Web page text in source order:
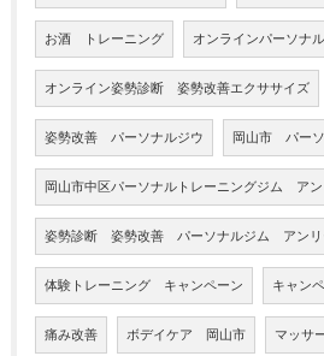
お酒 トレーニング オンラインパーソナ
オンライン姿勢診断 姿勢改善エクササイズ
姿勢改善 パーソナルジウ 岡山市 パー
岡山市中区パーソナルトレーニングジム アン
姿勢診断 姿勢改善 パーソナルジム アンリ
体験トレーニング キャンペーン キャン
痛み改善 ボデイケア 岡山市 マッサ